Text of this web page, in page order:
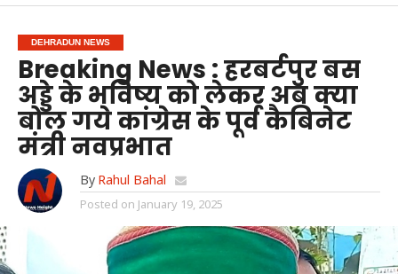
DEHRADUN NEWS
Breaking News : हरबर्टपुर बस
अड्डे के भविष्य को लेकर अब क्या
बोल गये कांग्रेस के पूर्व कैबिनेट
मंत्री नवप्रभात
By Rahul Bahal
Posted on January 19, 2025